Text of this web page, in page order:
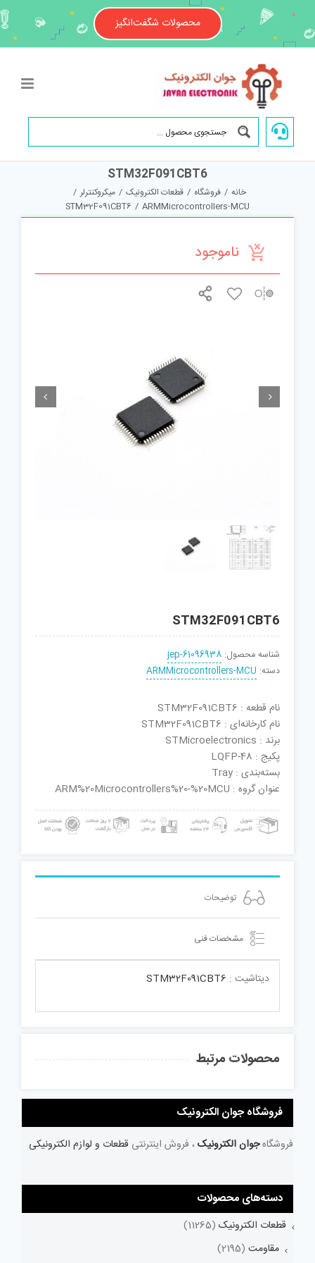
content
محصولات شگفت‌انگیز
STM32F091CBT6
خانه / فروشگاه / قطعات الکترونیک / میکروکنترلر /
ARMMicrocontrollers-MCU
/
STM32F091CBT6
ناموجود
 
STM32F091CBT6
شناسه محصول: jep-61096938
دسته: ARMMicrocontrollers-MCU
نام قطعه : STM32F091CBT6
نام کارخانه‌ای : STM32F091CBT6
برند : STMicroelectronics
پکیج : LQFP-48
بسته‌بندی : Tray
عنوان گروه : ARM%20Microcontrollers%20-%20MCU
توضیحات
مشخصات فنی
دیتاشیت : STM32F091CBT6
محصولات مرتبط
فروشگاه جوان الکترونیک
فروشگاهجوان الکترونیک ، فروش اینترنتی قطعات و لوازم الکترونیکی
دسته‌های محصولات
قطعات الکترونیک (11265)
مقاومت (2195)